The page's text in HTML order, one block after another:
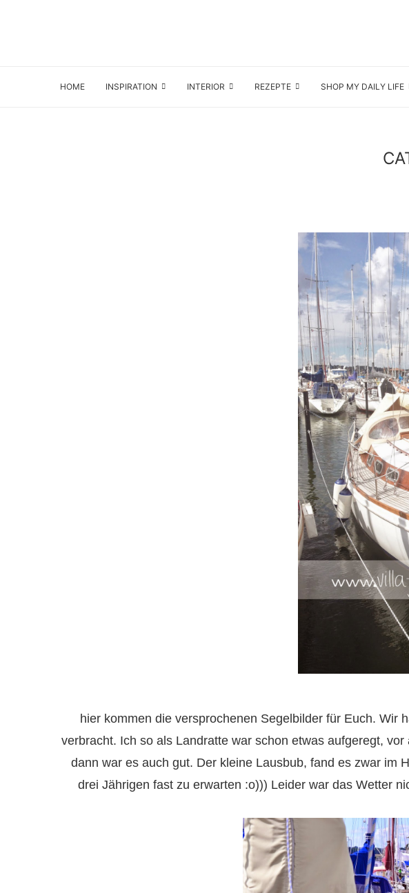
HOME INSPIRATION INTERIOR REZEPTE SHOP MY DAILY LIFE
hier kommen die versprochenen Segelbilder für Euch. Wir
verbracht. Ich so als Landratte war schon etwas aufgeregt,
dann war es auch gut. Der kleine Lausbub, fand es zwar im
drei Jährigen fast zu erwarten :o))) Leider war das Wetter